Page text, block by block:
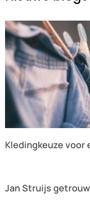
Kledingkeuze voor
Jan Struijs